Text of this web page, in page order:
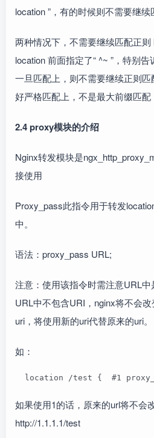
location ”，有的时候则不需要继续
两种情况下，不需要继续匹配正则
location 前面指定了“ ^~ ”，特别
一旦匹配上，则不需要继续正则
好严格匹配上，不是最大前缀匹配
2.4 proxy模块的介绍
Nginx转发模块是
接使用
Proxy_pass此指令用于转发
中。
语法：proxy_pass URL;
注意：使用该指令时需注意URL
URL中不包含URI，nginx将不会
uri，将使用新的uri代替原来的uri。
如：
location /test {  #1
如果使用1的话，原来的url将不会
http://1.1.1.1/test